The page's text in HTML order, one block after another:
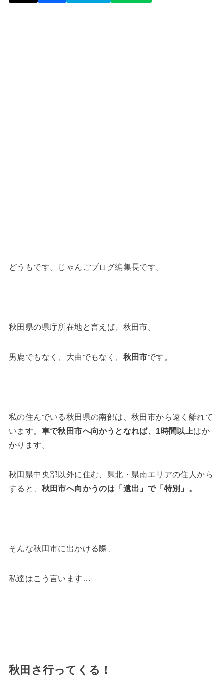
どうもです。じゃんごブログ編集長です。
秋田県の県庁所在地と言えば、秋田市。
男鹿でもなく、大曲でもなく、 秋田市です。
私の住んでいる秋田県の南部は、秋田市から遠く離れて
います。 車で秋田市へ向かうとなれば、1時間以上はか
かります。
秋田県中央部以外に住む、県北・県南エリアの住人から
すると、 秋田市へ向かうのは「遠出」で「特別」。
そんな秋田市に出かける際、
私達はこう言います…
秋田さ行ってくる！